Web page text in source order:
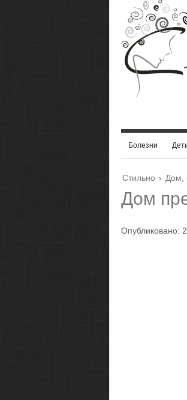
Болезни
Стильно › Дом,
Дом
Опубликовано: